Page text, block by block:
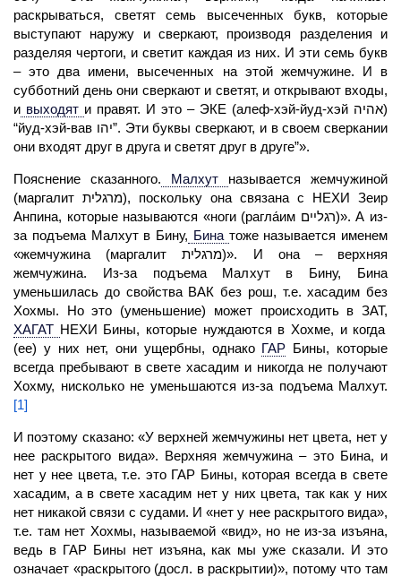
раскрываться, светят семь высеченных букв, которые
выступают наружу и сверкают, производя разделения и
разделяя чертоги, и светит каждая из них. И эти семь букв
– это два имени, высеченных на этой жемчужине. И в
субботний день они сверкают и светят, и открывают входы,
и выходят и правят. И это – ЭКЕ (алеф-хэй-йуд-хэй אהיה)
“йуд-хэй-вав יהו”. Эти буквы сверкают, и в своем сверкании
они входят друг в друга и светят друг в друге”».
Пояснение сказанного. Малхут называется жемчужиной
(маргалит מרגלית), поскольку она связана с НЕХИ Зеир
Анпина, которые называются «ноги (рагла́им רגליים)». А из-
за подъема Малхут в Бину, Бина тоже называется именем
«жемчужина (маргалит מרגלית)». И она – верхняя
жемчужина. Из-за подъема Малхут в Бину, Бина
уменьшилась до свойства ВАК без рош, т.е. хасадим без
Хохмы. Но это (уменьшение) может происходить в ЗАТ,
ХАГАТ НЕХИ Бины, которые нуждаются в Хохме, и когда
(ее) у них нет, они ущербны, однако ГАР Бины, которые
всегда пребывают в свете хасадим и никогда не получают
Хохму, нисколько не уменьшаются из-за подъема Малхут.
[1]
И поэтому сказано: «У верхней жемчужины нет цвета, нет у
нее раскрытого вида». Верхняя жемчужина – этоБина, и
нет у нее цвета, т.е. этоГАР Бины, которая всегда в свете
хасадим, а в свете хасадим нет у них цвета, так как у них
нет никакой связи с судами. И «нет у нее раскрытого вида»,
т.е. там нет Хохмы, называемой «вид», но не из-за изъяна,
ведь в ГАР Бины нет изъяна, как мы уже сказали. И это
означает «раскрытого (досл. в раскрытии)», потому что там